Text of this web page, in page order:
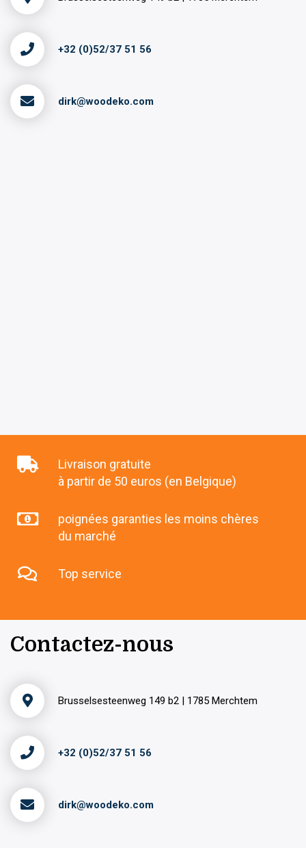
+32 (0)52/37 51 56
dirk@woodeko.com
Livraison gratuite
à partir de 50 euros (en Belgique)
poignées garanties les moins chères
du marché
Top service
Contactez-nous
Brusselsesteenweg 149 b2 | 1785 Merchtem
+32 (0)52/37 51 56
dirk@woodeko.com